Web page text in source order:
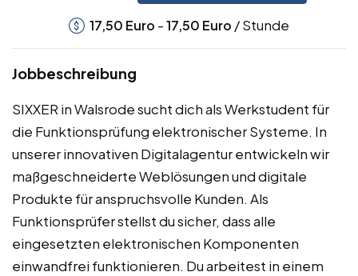
17,50 Euro -17,50 Euro / Stunde
Jobbeschreibung
SIXXER in Walsrode sucht dich als Werkstudent für
die Funktionsprüfung elektronischer Systeme. In
unserer innovativen Digitalagentur entwickeln wir
maßgeschneiderte Weblösungen und digitale
Produkte für anspruchsvolle Kunden. Als
Funktionsprüfer stellst du sicher, dass alle
eingesetzten elektronischen Komponenten
einwandfrei funktionieren. Du arbeitest in einem